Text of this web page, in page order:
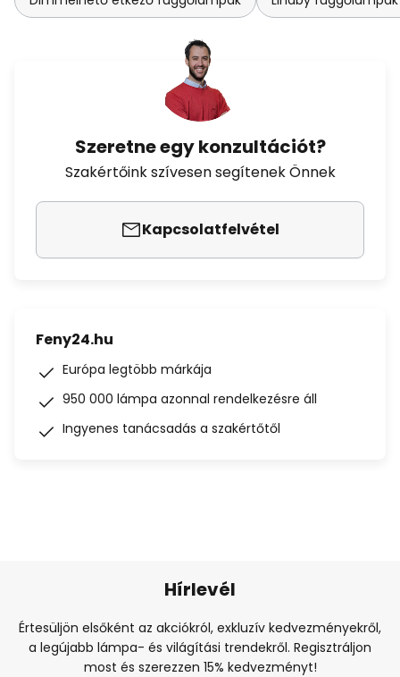
Szeretne egy konzultációt?
Szakértőink szívesen segítenek Önnek
Kapcsolatfelvétel
Feny24.hu
Európa legtöbb márkája
950 000 lámpa azonnal rendelkezésre áll
Ingyenes tanácsadás a szakértőtől
Hírlevél
Értesüljön elsőként az akciókról, exkluzív kedvezményekről,
a legújabb lámpa- és világítási trendekről. Regisztráljon
most és szerezzen 15% kedvezményt!